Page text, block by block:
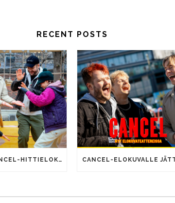
RECENT POSTS
SOMEAJAN CANCEL-HITTIELOKUVALLA 100 000 KATSOJAA!